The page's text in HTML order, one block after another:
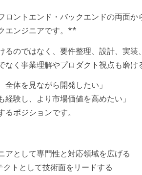
ロントエンド・バックエンドの両面
エンジニアです。**
るのではなく、要件整理、設計、実
なく事業理解やプロダクト視点も磨け
全体を見ながら開発したい」
経験し、より市場価値を高めたい」
ポジションです。
アとして専門性と対応領域を広げる
トとして技術面をリードする